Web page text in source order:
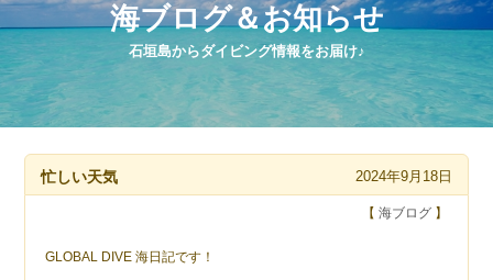
石垣島からダイビング情報をお届け♪
海ブログ＆お知らせ
忙しい天気 2024年9月18日
【 海ブログ】
GLOBAL DIVE 海日記です！